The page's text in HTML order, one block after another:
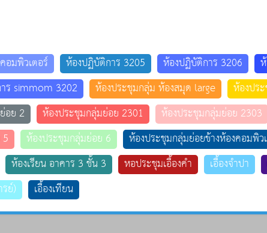
อมพิวเตอร์ ห้องปฏิบัติการ 3205 ห้องปฏิบัติการ 3206
ร simmom 3202 ห้องประชุมกลุ่ม ห้องสมุด large ห้องปร
อย 2 ห้องประชุมกลุ่มย่อย 2301 ห้องประชุมกลุ่มย่อย 2303
ห้องประชุมกลุ่มย่อย 6 ห้องประชุมกลุ่มย่อยข้างห้องคอมพิว
ห้องเรียน อาคาร 3 ชั้น 3 หอประชุมเอื้องคำ เอื้องจำปา
ย์)
เอื้องเทียน